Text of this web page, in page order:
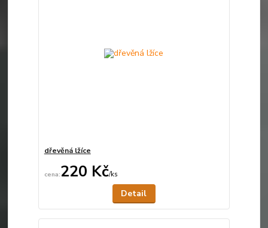
dřevěná lžíce
220 Kč/ks
Detail